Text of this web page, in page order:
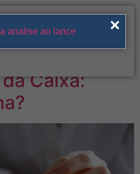
venda
Caixa: